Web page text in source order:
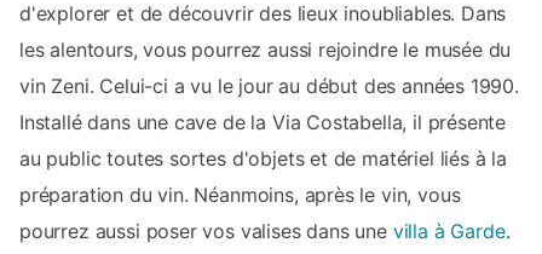
d'explorer et de découvrir des lieux inoubliables. Dans
les alentours, vous pourrez aussi rejoindre le musée du
vin Zeni. Celui-ci a vu le jour au début des années 1990.
Installé dans une cave de la Via Costabella, il présente
au public toutes sortes d'objets et de matériel liés à la
préparation du vin. Néanmoins, après le vin, vous
pourrez aussi poser vos valises dans une villa à Garde.